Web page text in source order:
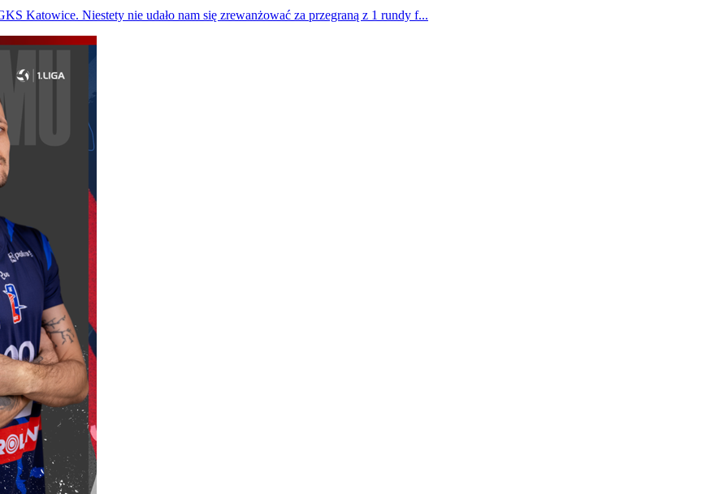
Katowice. Niestety nie udało nam się zrewanżować za przegraną z 1 rundy f...